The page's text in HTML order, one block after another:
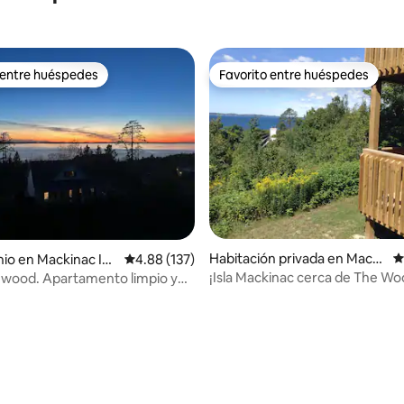
huéspedes
huéspedes
en Mackinac Isl
Calificación promedio: 4.88 de 5; 137
4.88 (137)
Apartamento limpio y
Favorito entre huéspedes
Favorito entre huéspedes
Habitación privada en Macki
nac Island
¡Isla Mackinac cerca de The